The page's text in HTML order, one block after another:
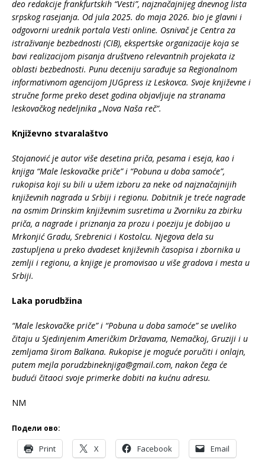
deo redakcije frankfurtskih “Vesti”, najznačajnijeg dnevnog lista
srpskog rasejanja. Od jula 2025. do maja 2026. bio je glavni i
odgovorni urednik portala Vesti online. Osnivač je Centra za
istraživanje bezbednosti (CIB), ekspertske organizacije koja se
bavi realizacijom pisanja društveno relevantnih projekata iz
oblasti bezbednosti. Punu deceniju sarađuje sa Regionalnom
informativnom agencijom JUGpress iz Leskovca. Svoje književne i
stručne forme preko deset godina objavljuje na stranama
leskovačkog nedeljnika „Nova Naša reč“.
Književno stvaralaštvo
Stojanović je autor više desetina priča, pesama i eseja, kao i
knjiga “Male leskovačke priče” i “Pobuna u doba samoće”,
rukopisa koji su bili u užem izboru za neke od najznačajnijih
književnih nagrada u Srbiji i regionu. Dobitnik je treće nagrade
na osmim Drinskim književnim susretima u Zvorniku za zbirku
priča, a nagrade i priznanja za prozu i poeziju je dobijao u
Mrkonjić Gradu, Srebrenici i Kostolcu. Njegova dela su
zastupljena u preko dvadeset književnih časopisa i zbornika u
zemlji i regionu, a knjige je promovisao u više gradova i mesta u
Srbiji.
Laka porudbžina
“Male leskovačke priče” i “Pobuna u doba samoće” se uveliko
čitaju u Sjedinjenim Američkim Državama, Nemačkoj, Gruziji i u
zemljama širom Balkana. Rukopise je moguće poručiti i onlajn,
putem mejla porudzbineknjiga@gmail.com, nakon čega će
budući čitaoci svoje primerke dobiti na kućnu adresu.
NM
Подели ово:
Print X Facebook Email